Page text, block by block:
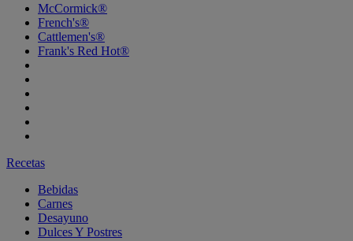
McCormick®
French's®
Cattlemen's®
Frank's Red Hot®
Recetas
Bebidas
Carnes
Desayuno
Dulces Y Postres